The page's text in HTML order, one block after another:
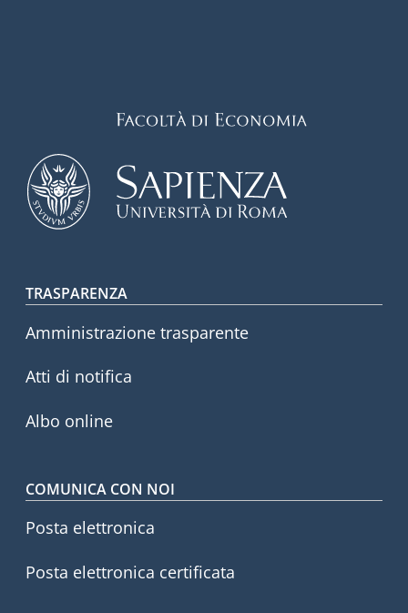
Footer menu
TRASPARENZA
Amministrazione trasparente
Atti di notifica
Albo online
COMUNICA CON NOI
Posta elettronica
Posta elettronica certificata